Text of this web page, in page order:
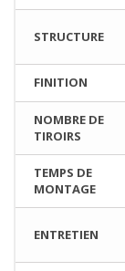
STRUCTURE
FINITION
NOMBRE DE
TIROIRS
TEMPS DE
MONTAGE
ENTRETIEN